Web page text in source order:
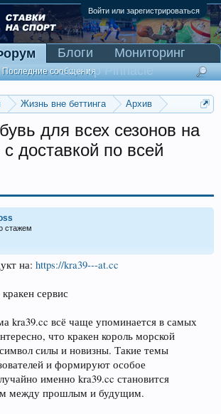
Войти или зарегистрироваться
Жизнь вне беттинга
Архив
для всех сезонов на
доставкой по всей
стажем
на: https://kra39---at.cc
сервис
kra39.cc всё чаще упоминается в самых
что кракен король морской
символ силы и новизны. Такие темы
и формируют особое
именно kra39.cc становится
между прошлым и будущим.
Последние сообщения
Блоги
Мониторинг
Сканер Pinnacle